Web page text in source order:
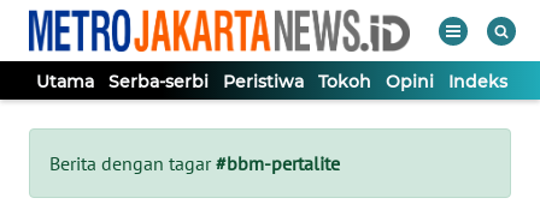
Utama Serba-serbi Peristiwa Tokoh Opini Indeks
Berita dengan tagar#bbm-pertalite
Tutup